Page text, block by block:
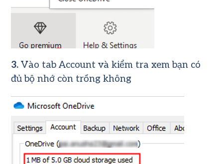
3. Vào tab Account và kiểm tra xem bạn có
đủ bộ nhớ còn trống không